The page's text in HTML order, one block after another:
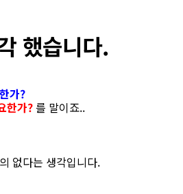
했습니다.
가?
한가?를 말이죠..
없다는 생각입니다.